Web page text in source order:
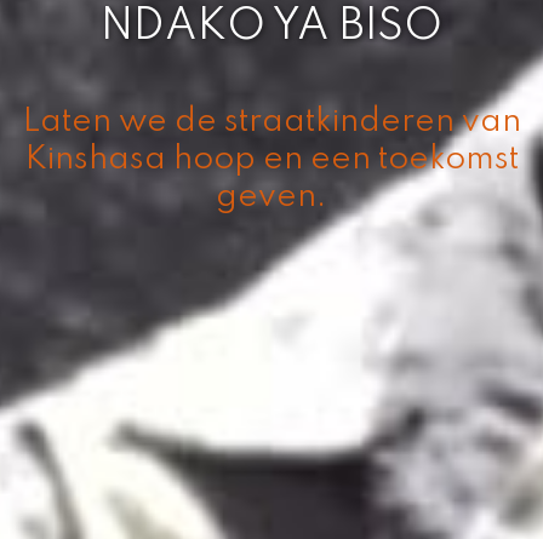
NDAKO YA BISO
Laten we de straatkinderen van
Kinshasa hoop en een toekomst
geven.